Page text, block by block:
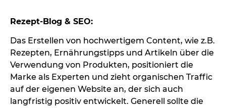
Rezept-Blog & SEO:
Das Erstellen von hochwertigem Content, wie z.B.
Rezepten, Ernährungstipps und Artikeln über die
Verwendung von Produkten, positioniert die
Marke als Experten und zieht organischen Traffic
auf der eigenen Website an, der sich auch
langfristig positiv entwickelt. Generell sollte die